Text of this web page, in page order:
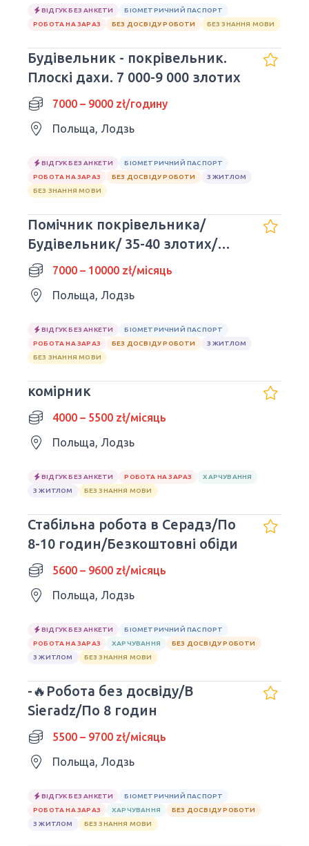
ВІДГУК БЕЗ АНКЕТИ
БІОМЕТРИЧНИЙ ПАСПОРТ
РОБОТА НА ЗАРАЗ
БЕЗ ДОСВІДУ РОБОТИ БЕЗ ЗНАННЯ МОВИ
Будівельник - покрівельник.
Плоскі дахи. 7 000-9 000 злотих
7000 – 9000 zł/годину
Польща, Лодзь
ВІДГУК БЕЗ АНКЕТИ
БІОМЕТРИЧНИЙ ПАСПОРТ
РОБОТА НА ЗАРАЗ
БЕЗ ДОСВІДУ РОБОТИ
З ЖИТЛОМ
БЕЗ ЗНАННЯ МОВИ
Помічник покрівельника/
Будівельник/ 35-40 злотих/
година нетто
7000 – 10000 zł/місяць
Польща, Лодзь
ВІДГУК БЕЗ АНКЕТИ
БІОМЕТРИЧНИЙ ПАСПОРТ
РОБОТА НА ЗАРАЗ
БЕЗ ДОСВІДУ РОБОТИ
З ЖИТЛОМ
БЕЗ ЗНАННЯ МОВИ
комірник
4000 – 5500 zł/місяць
Польща, Лодзь
ВІДГУК БЕЗ АНКЕТИ РОБОТА НА ЗАРАЗ
ХАРЧУВАННЯ
З ЖИТЛОМ
БЕЗ ЗНАННЯ МОВИ
Стабільна робота в Серадз/По
8-10 годин/Безкоштовні обіди
5600 – 9600 zł/місяць
Польща, Лодзь
ВІДГУК БЕЗ АНКЕТИ
БІОМЕТРИЧНИЙ ПАСПОРТ
РОБОТА НА ЗАРАЗ
ХАРЧУВАННЯ
БЕЗ ДОСВІДУ РОБОТИ
З ЖИТЛОМ
БЕЗ ЗНАННЯ МОВИ
-🔥Робота без досвіду/В
Sieradz/По 8 годин
5500 – 9700 zł/місяць
Польща, Лодзь
ВІДГУК БЕЗ АНКЕТИ
БІОМЕТРИЧНИЙ ПАСПОРТ
РОБОТА НА ЗАРАЗ
ХАРЧУВАННЯ
БЕЗ ДОСВІДУ РОБОТИ
З ЖИТЛОМ
БЕЗ ЗНАННЯ МОВИ